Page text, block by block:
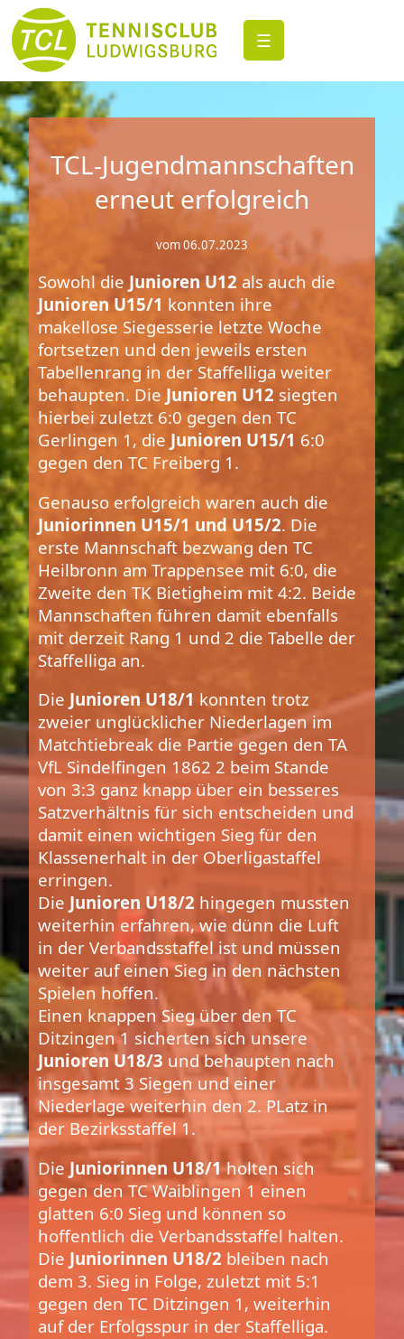
☰
TCL-Jugendmannschaften
erneut erfolgreich
vom 06.07.2023
Sowohl die Junioren U12 als auch die
Junioren U15/1 konnten ihre
makellose Siegesserie letzte Woche
fortsetzen und den jeweils ersten
Tabellenrang in der Staffelliga weiter
behaupten. Die Junioren U12 siegten
hierbei zuletzt 6:0 gegen den TC
Gerlingen 1, die Junioren U15/1 6:0
gegen den TC Freiberg 1.
Genauso erfolgreich waren auch die
Juniorinnen U15/1 und U15/2. Die
erste Mannschaft bezwang den TC
Heilbronn am Trappensee mit 6:0, die
Zweite den TK Bietigheim mit 4:2. Beide
Mannschaften führen damit ebenfalls
mit derzeit Rang 1 und 2 die Tabelle der
Staffelliga an.
Die Junioren U18/1 konnten trotz
zweier unglücklicher Niederlagen im
Matchtiebreak die Partie gegen den TA
VfL Sindelfingen 1862 2 beim Stande
von 3:3 ganz knapp über ein besseres
Satzverhältnis für sich entscheiden und
damit einen wichtigen Sieg für den
Klassenerhalt in der Oberligastaffel
erringen.
Die Junioren U18/2 hingegen mussten
weiterhin erfahren, wie dünn die Luft
in der Verbandsstaffel ist und müssen
weiter auf einen Sieg in den nächsten
Spielen hoffen.
Einen knappen Sieg über den TC
Ditzingen 1 sicherten sich unsere
Junioren U18/3 und behaupten nach
insgesamt 3 Siegen und einer
Niederlage weiterhin den 2. PLatz in
der Bezirksstaffel 1.
Die Juniorinnen U18/1holten sich
gegen den TC Waiblingen 1 einen
glatten 6:0 Sieg und können so
hoffentlich die Verbandsstaffel halten.
Die Juniorinnen U18/2 bleiben nach
dem 3. Sieg in Folge, zuletzt mit 5:1
gegen den TC Ditzingen 1, weiterhin
auf der Erfolgsspur in der Staffelliga.